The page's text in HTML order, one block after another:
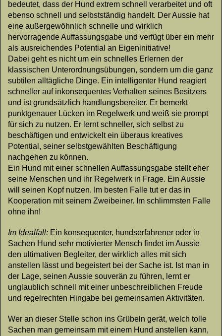
bedeutet, dass der Hund extrem schnell verarbeitet und oft
ebenso schnell und selbstständig handelt. Der Aussie hat
eine außergewöhnlich schnelle und wirklich
hervorragende Auffassungsgabe und verfügt über ein mehr
als ausreichendes Potential an Eigeninitiative!
Dabei geht es nicht um ein schnelles Erlernen der
klassischen Unterordnungsübungen, sondern um die ganz
subtilen alltägliche Dinge. Ein intelligenter Hund reagiert
schneller auf inkonsequentes Verhalten seines Besitzers
und ist grundsätzlich handlungsbereiter. Er bemerkt
punktgenauer Lücken im Regelwerk und weiß sie prompt
für sich zu nutzen. Er lernt schneller, sich selbst zu
beschäftigen und entwickelt ein überaus kreatives
Potential, seiner selbstgewählten Beschäftigung
nachgehen zu können.
Ein Hund mit einer schnellen Auffassungsgabe stellt eher
seine Menschen und ihr Regelwerk in Frage. Ein Aussie
will seinen Kopf nutzen. Im besten Falle tut er das in
Kooperation mit seinem Zweibeiner. Im schlimmsten Falle
ohne ihn!
Im Idealfall: Ein konsequenter, hundserfahrener oder in
Sachen Hund sehr motivierter Mensch findet im Aussie
den ultimativen Begleiter, der wirklich alles mit sich
anstellen lässt und begeistert bei der Sache ist. Ist man in
der Lage, seinen Aussie souverän zu führen, lernt er
unglaublich schnell mit einer unbeschreiblichen Freude
und regelrechten Hingabe bei gemeinsamen Aktivitäten.
Wer an dieser Stelle schon ins Grübeln gerät, welch tolle
Sachen man gemeinsam mit einem Hund anstellen kann,